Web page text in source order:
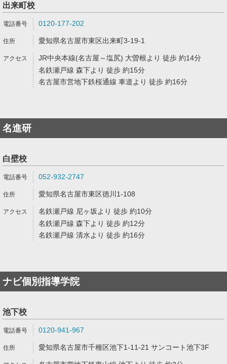
出来町校
0120-177-202
愛知県名古屋市東区出来町3-19-1
JR中央本線(名古屋～塩尻) 大曽根より 徒歩 約14分
名鉄瀬戸線 森下より 徒歩 約15分
名古屋市営地下鉄桜通線 車道より 徒歩 約16分
名進研
白壁校
052-932-2747
愛知県名古屋市東区徳川1-108
名鉄瀬戸線 尼ヶ坂より 徒歩 約10分
名鉄瀬戸線 森下より 徒歩 約12分
名鉄瀬戸線 清水より 徒歩 約16分
ナビ個別指導学院
池下校
0120-941-967
愛知県名古屋市千種区池下1-11-21 サンコート池下3F